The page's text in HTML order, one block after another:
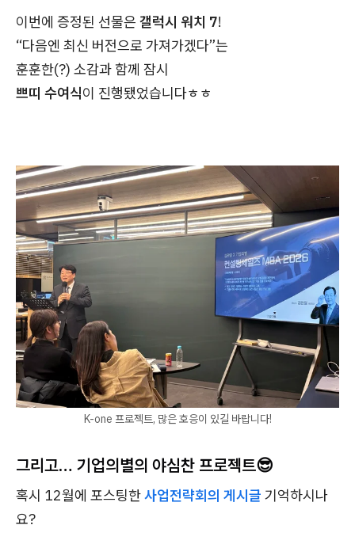
이번에 증정된 선물은 갤럭시 워치 7!
“다음엔 최신 버전으로 가져가겠다”는
훈훈한(?) 소감과 함께 잠시
쁘띠 수여식이 진행됐었습니다ㅎㅎ
K-one 프로젝트, 많은 호응이 있길 바랍니다!
그리고… 기업의별의 야심찬 프로젝트😎
혹시 12월에 포스팅한사업전략회의 게시글 기억하시나
요?